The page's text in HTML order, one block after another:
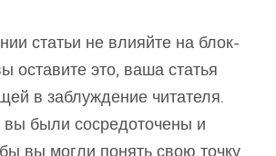
статьи не влияйте на блок-
оставите это, ваша статья
в заблуждение читателя.
были сосредоточены и
вы могли понять свою точку